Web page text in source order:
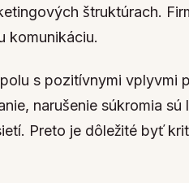
štruktúrach.
komunikáciu.
s pozitívnymi vplyvmi
narušenie súkromia
Preto je dôležité byť